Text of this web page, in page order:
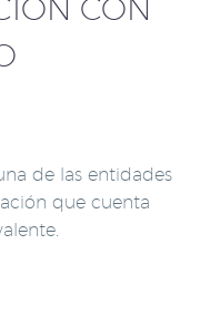
CON
de las entidades
que cuenta